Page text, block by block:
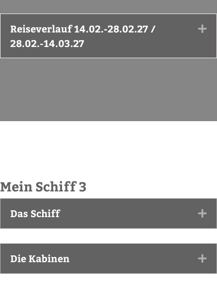
Reiseverlauf 14.02.-28.02.27 /
28.02.-14.03.27
Mein Schiff 3
Das Schiff
Die Kabinen